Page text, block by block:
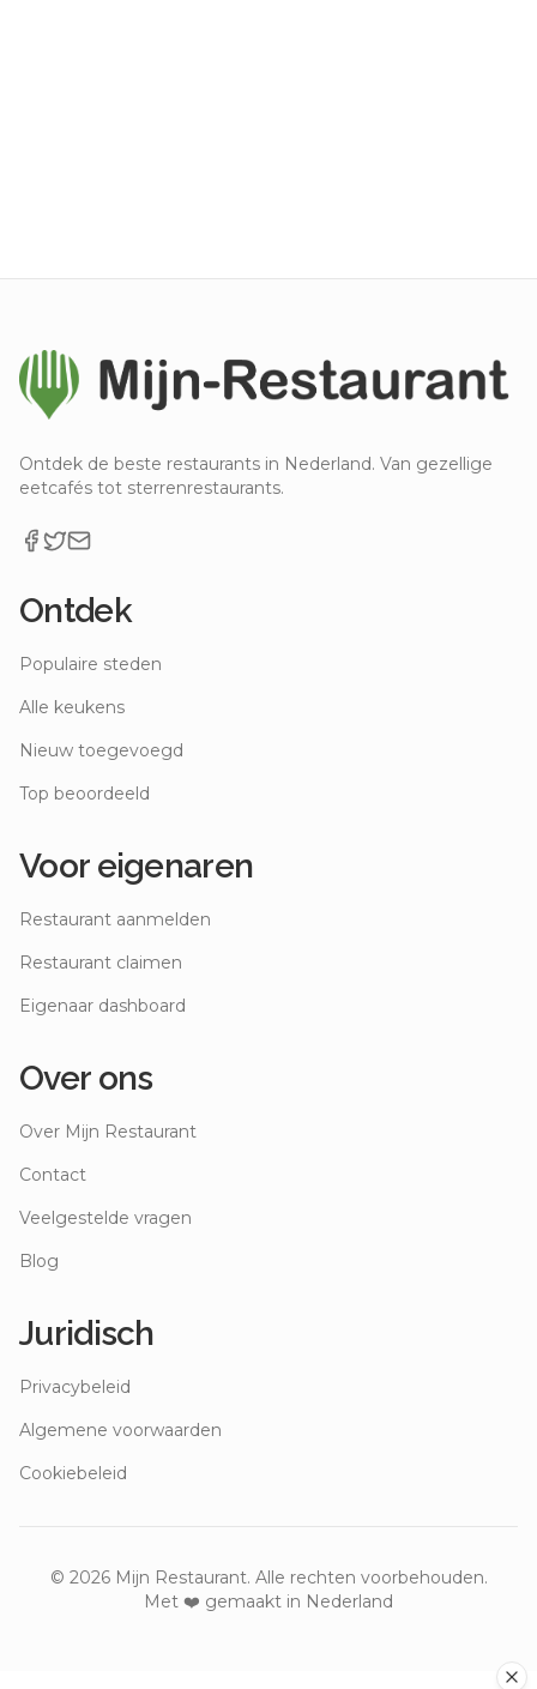
Ontdek de beste restaurants in Nederland. Van gezellige
eetcafés tot sterrenrestaurants.
Ontdek
Populaire steden
Alle keukens
Nieuw toegevoegd
Top beoordeeld
Voor eigenaren
Restaurant aanmelden
Restaurant claimen
Eigenaar dashboard
Over ons
Over Mijn Restaurant
Contact
Veelgestelde vragen
Blog
Juridisch
Privacybeleid
Algemene voorwaarden
Cookiebeleid
© 2026Mijn Restaurant. Alle rechten voorbehouden.
Met ❤️ gemaakt in Nederland